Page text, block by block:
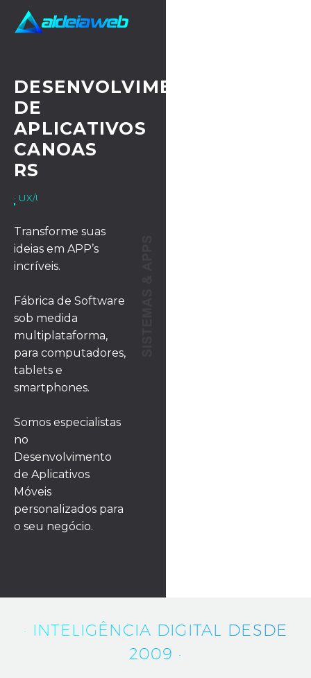
DESENVOLVIMENTO
DE
APLICATIVOS
CANOAS
RS
· UX/UI DESIGN
Transforme suas
ideias em APP’s
incríveis.
Fábrica de Software
sob medida
multiplataforma,
para computadores,
tablets e
smartphones.
Somos especialistas
no
Desenvolvimento
de Aplicativos
Móveis
personalizados para
o seu negócio.
· INTELIGÊNCIA DIGITAL DESDE
2009 ·